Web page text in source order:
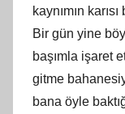
kaynımın
Bir gün yine
başımla işaret
gitme
bana öyle